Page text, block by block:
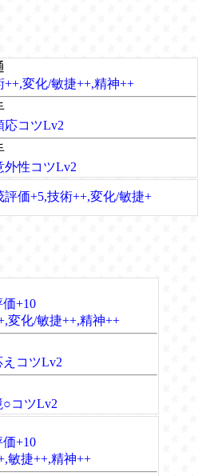
++,変化/敏捷++,精神++
コツLv2
性コツLv2
評価+5,技術++,変化/敏捷+
+10
変化/敏捷++,精神++
コツLv2
コツLv2
+10
敏捷++,精神++